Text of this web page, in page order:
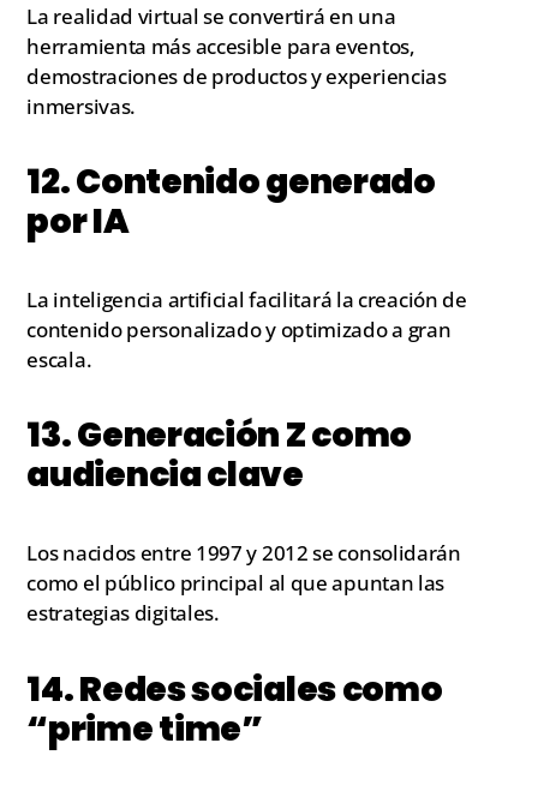
La realidad virtual se convertirá en una
herramienta más accesible para eventos,
demostraciones de productos y experiencias
inmersivas.
12. Contenido generado
por IA
La inteligencia artificial facilitará la creación de
contenido personalizado y optimizado a gran
escala.
13. Generación Z como
audiencia clave
Los nacidos entre 1997 y 2012 se consolidarán
como el público principal al que apuntan las
estrategias digitales.
14. Redes sociales como
“prime time”